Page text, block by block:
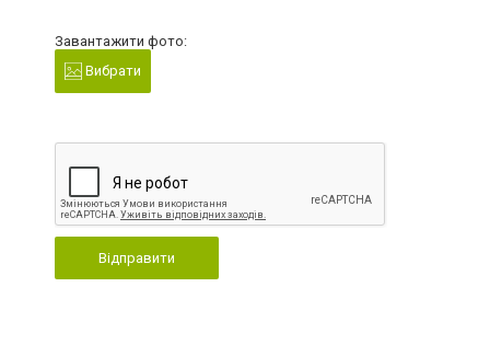
Завантажити фото:
Вибрати
Відправити